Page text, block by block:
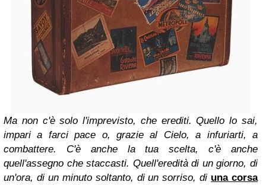
Ma non c'è solo l'imprevisto, che erediti. Quello lo sai,
impari a farci pace o, grazie al Cielo, a infuriarti, a
combattere. C'è anche la tua scelta, c'è anche
quell'assegno che staccasti. Quell'eredità di un giorno, di
un'ora, di un minuto soltanto, di un sorriso, di una corsa